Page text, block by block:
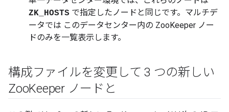
ZK_HOSTS で指定したノードと同じです。マルチデ
ータでは このデータセンター内の ZooKeeper ノー
ドのみを一覧表示します。
構成ファイルを変更して 3 つの新しい
ZooKeeper ノードと